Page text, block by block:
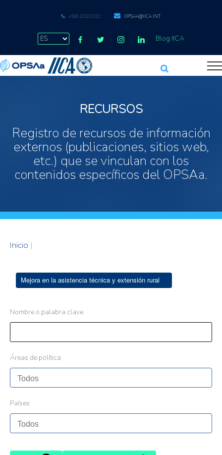
+506 2216 0222 OPSAA@IICA.INT
Blog IICA
RECURSOS
Registro de recursos de información
externos (publicaciones, sitios web,
etc.) que se vinculan con los
contenidos específicos del OPSAa.
Inicio |
Mejora en la asistencia técnica y extensión rural
Nombre o palabra clave
Áreas de política
Países